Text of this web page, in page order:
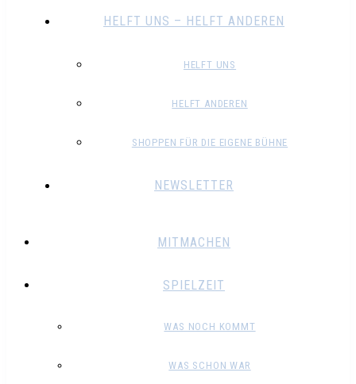
HELFT UNS – HELFT ANDEREN
HELFT UNS
HELFT ANDEREN
SHOPPEN FÜR DIE EIGENE BÜHNE
NEWSLETTER
MITMACHEN
SPIELZEIT
WAS NOCH KOMMT
WAS SCHON WAR